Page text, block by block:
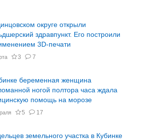
округе открыли
здравпункт. Его построили
3D-печати
3 7
беременная женщина
ногой полтора часа ждала
помощь на морозе
5 17
земельного участка в Кубинке